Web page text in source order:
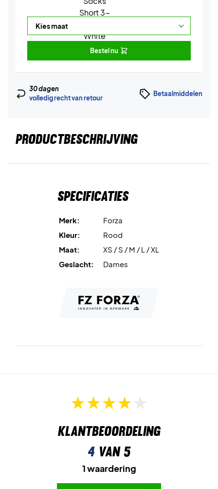
Bestel nu
30 dagen
volledig recht van retour
Betaalmiddelen
PRODUCTBESCHRIJVING
Specificaties
Merk:
Forza
Kleur:
Rood
Maat:
XS / S / M / L / XL
Geslacht:
Dames
Klantbeoordeling
4 van 5
1 waardering